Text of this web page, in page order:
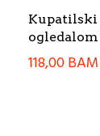
Kupatilski
118,00BAM